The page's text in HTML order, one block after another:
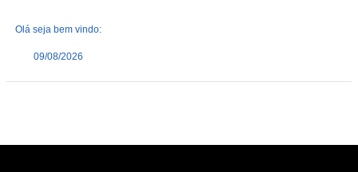
Olá seja bem vindo:
09/08/2026